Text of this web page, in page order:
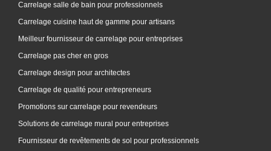
Carrelage salle de bain pour professionnels
Carrelage cuisine haut de gamme pour artisans
Meilleur fournisseur de carrelage pour entreprises
Carrelage pas cher en gros
Carrelage design pour architectes
Carrelage de qualité pour entrepreneurs
Promotions sur carrelage pour revendeurs
Solutions de carrelage mural pour entreprises
Fournisseur de revêtements de sol pour professionnels